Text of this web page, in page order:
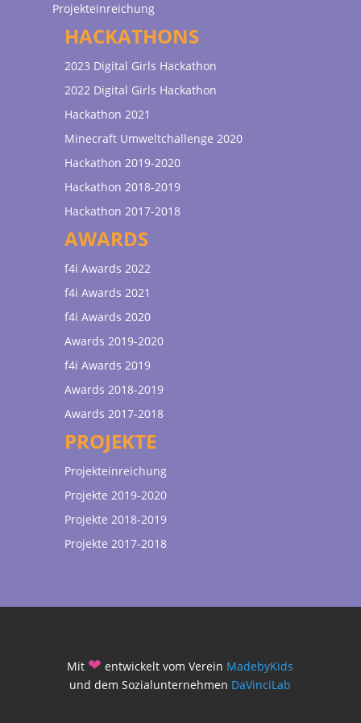
Projekteinreichung
HACKATHONS
2023 Digital Girls Hackathon
2022 Digital Girls Hackathon
Hackathon 2021
Minecraft Umweltchallenge 2020
Hackathon 2019-2020
Hackathon 2018-2019
Hackathon 2017-2018
AWARDS
f4i Awards 2022
f4i Awards 2021
f4i Awards 2020
Awards 2019-2020
f4i Awards 2019
Awards 2018-2019
Awards 2017-2018
PROJEKTE
Projekteinreichung
Projekte 2019-2020
Projekte 2018-2019
Projekte 2017-2018
Mit ❤ entwickelt vom Verein MadebyKids
und dem Sozialunternehmen DaVinciLab